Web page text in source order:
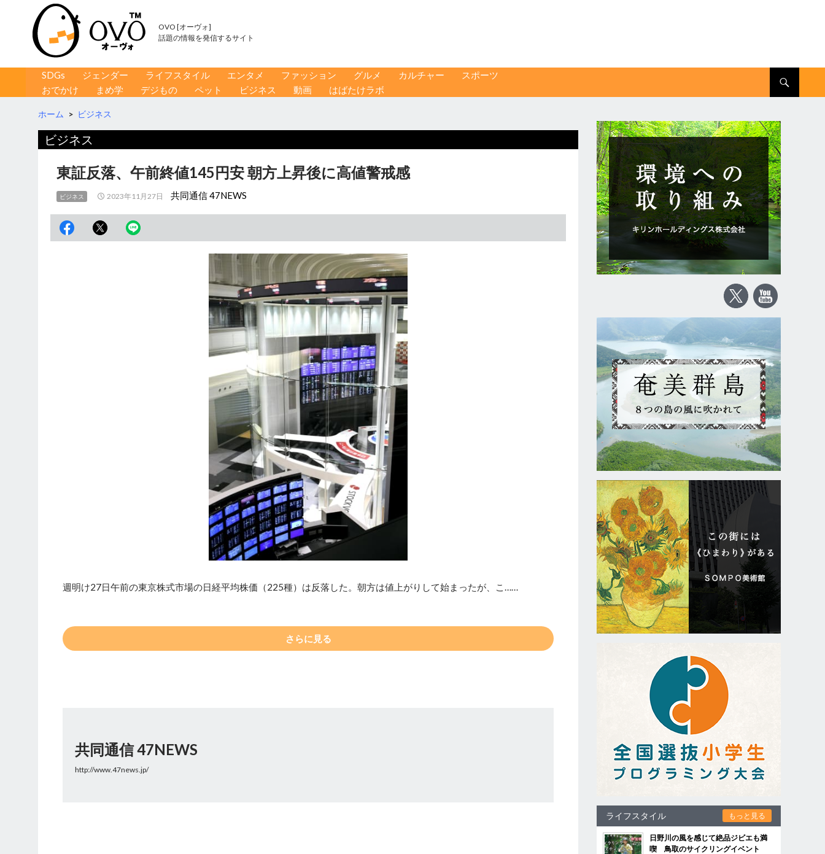
OVO [オーヴォ]
話題の情報を発信するサイト
コンテンツへ移動
SDGs ジェンダー ライフスタイル エンタメ ファッション グルメ カルチャー
スポーツ
おでかけ
まめ学 デジもの ペット ビジネス 動画 はばたけラボ
ホーム > ビジネス
ビジネス
東証反落、午前終値145円安 朝方上昇後に高値警戒感
ビジネス 2023年11月27日 共同通信 47NEWS
週明け27日午前の東京株式市場の日経平均株価（225種）は反落した。朝方は値上がりして始まったが、こ……
さらに見る
共同通信 47NEWS
http://www.47news.jp/
ライフスタイル もっと見る
日野川の風を感じて絶品ジビエも満
喫 鳥取のサイクリングイベント